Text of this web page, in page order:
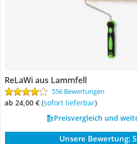
ReLaWi aus Lammfell
556 Bewertungen
ab 24,00 € ( Sofort lieferbar)
Preisvergleich und
Unsere Bewertung: